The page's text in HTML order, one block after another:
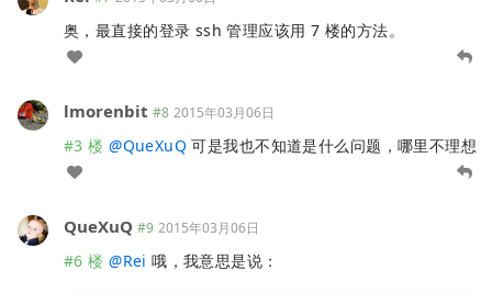
奥，最直接的登录 ssh 管理应该用 7 楼的方法。
lmorenbit #8 2015年03月06日
#3 楼 @QueXuQ 可是我也不知道是什么问题，哪里不理想
QueXuQ #9 2015年03月06日
#6 楼 @Rei 哦，我意思是说：